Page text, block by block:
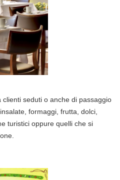
seduti o anche di passaggio
formaggi, frutta, dolci,
turistici oppure quelli che si